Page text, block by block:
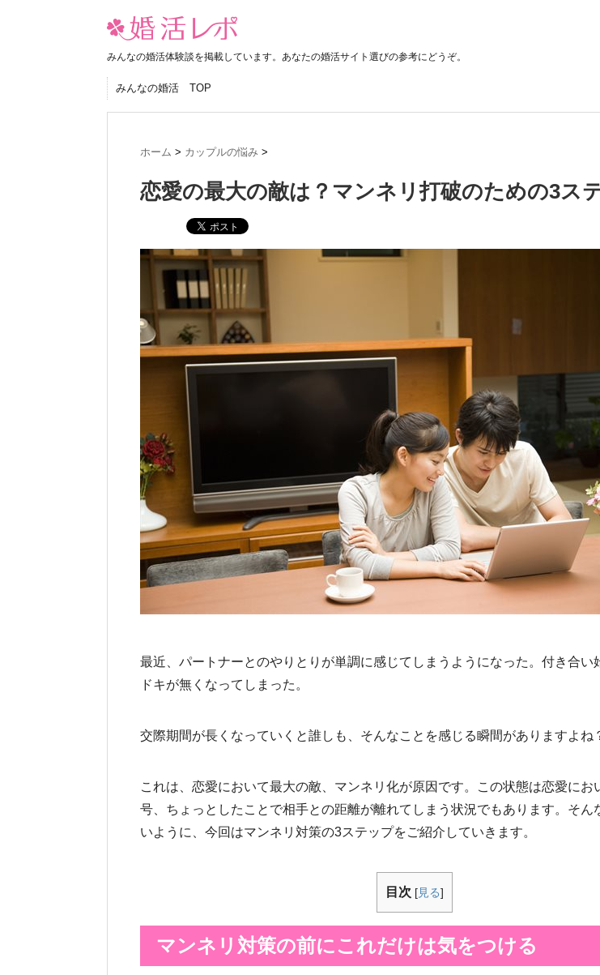
みんなの婚活体験談を掲載しています。あなたの婚活サイト選びの参考にどうぞ。
みんなの婚活 TOP
ホーム > カップルの悩み >
恋愛の最大の敵は？マンネリ打破のための3ス
最近、パートナーとのやりとりが単調に感じてしまうようになった。付き合い
ドキが無くなってしまった。
交際期間が長くなっていくと誰しも、そんなことを感じる瞬間がありますよね
これは、恋愛において最大の敵、マンネリ化が原因です。この状態は恋愛にお
号、ちょっとしたことで相手との距離が離れてしまう状況でもあります。そん
いように、今回はマンネリ対策の3ステップをご紹介していきます。
目次 [見る]
マンネリ対策の前にこれだけは気をつける